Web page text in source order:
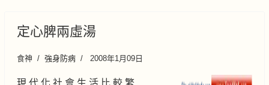
定心脾兩虛湯
食神 強身防病 2008年1月09日
現 代 化 社 會 生 活 比 較 繁